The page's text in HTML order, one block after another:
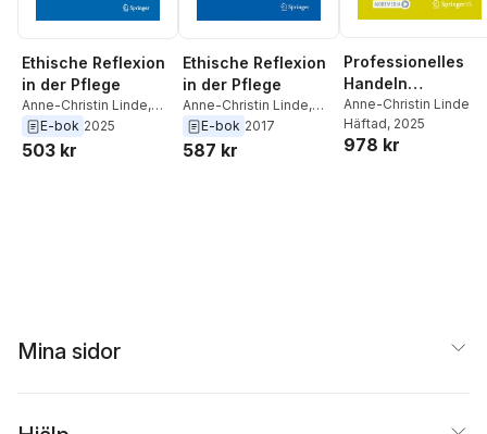
Ethische Reflexion
in der Pflege
Anne-Christin Linde,
Annette Riedel
E-bok 2025
503 kr
Ethische Reflexion
in der Pflege
Anne-Christin Linde,
Annette Riedel
E-bok 2017
587 kr
Professionelles
Handeln
Pflegelehrender
angesichts
ethischer
Anne-Christin Linde
Häftad, 2025
978 kr
Mina sidor